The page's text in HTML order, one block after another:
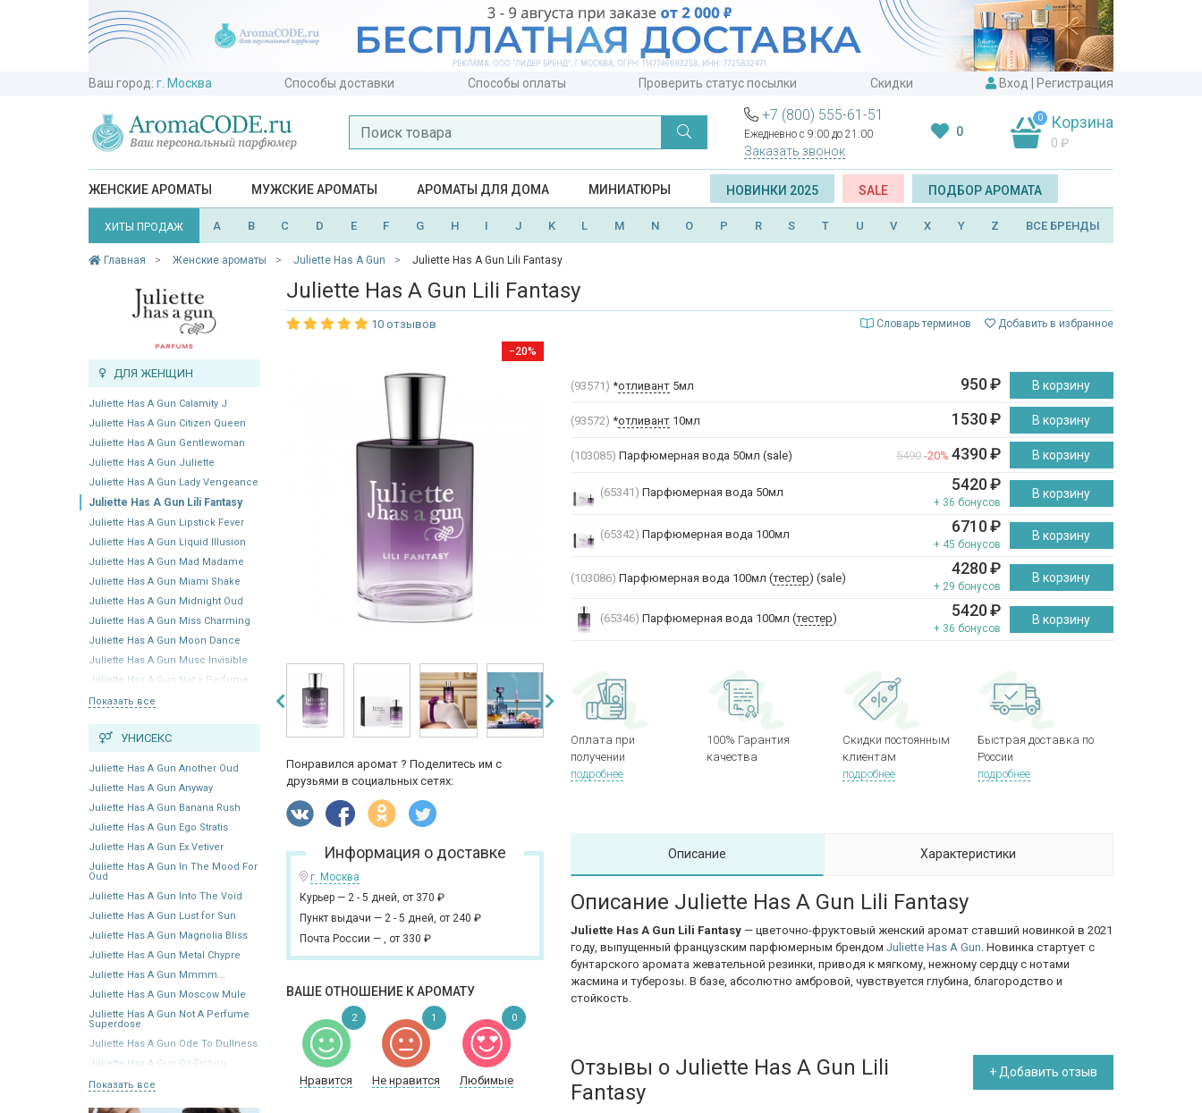
Ваш город: г. Москва Способы доставки Способы оплаты Проверить статус посылки Скидки Вход Регистрация
+7 (800) 555-61-51
Ежедневно с 9:00 до 21:00
Заказать звонок
0
0 Корзина
0 ₽
ЖЕНСКИЕ АРОМАТЫ МУЖСКИЕ АРОМАТЫ АРОМАТЫ ДЛЯ ДОМА МИНИАТЮРЫ НОВИНКИ 2025 SALE ПОДБОР АРОМАТА
ХИТЫ ПРОДАЖ A B C D E F G H I J K L M N O P R S T U V X Y Z ВСЕ БРЕНДЫ
Главная Женские ароматы Juliette Has A Gun Juliette Has A Gun Lili Fantasy
ДЛЯ ЖЕНЩИН
Juliette Has A Gun Calamity J
Juliette Has A Gun Citizen Queen
Juliette Has A Gun Gentlewoman
Juliette Has A Gun Juliette
Juliette Has A Gun Lady Vengeance
Juliette Has A Gun Lili Fantasy
Juliette Has A Gun Lipstick Fever
Juliette Has A Gun Liquid Illusion
Juliette Has A Gun Mad Madame
Juliette Has A Gun Miami Shake
Juliette Has A Gun Midnight Oud
Juliette Has A Gun Miss Charming
Juliette Has A Gun Moon Dance
Juliette Has A Gun Musc Invisible
Juliette Has A Gun Not a Perfume
Показать все
УНИСЕКС
Juliette Has A Gun Another Oud
Juliette Has A Gun Anyway
Juliette Has A Gun Banana Rush
Juliette Has A Gun Ego Stratis
Juliette Has A Gun Ex Vetiver
Juliette Has A Gun In The Mood For
Oud
Juliette Has A Gun Into The Void
Juliette Has A Gun Lust for Sun
Juliette Has A Gun Magnolia Bliss
Juliette Has A Gun Metal Chypre
Juliette Has A Gun Mmmm...
Juliette Has A Gun Moscow Mule
Juliette Has A Gun Not A Perfume
Superdose
Juliette Has A Gun Ode To Dullness
Juliette Has A Gun Oil Fiction
Показать все
Juliette Has A Gun Lili Fantasy
10 отзывов Словарь терминов Добавить в избранное
−20%
Понравился аромат ? Поделитесь им с
друзьями в социальных сетях:
Информация о доставке
г. Москва
Курьер — 2 - 5 дней, от 370 ₽
Пункт выдачи — 2 - 5 дней, от 240 ₽
Почта России — , от 330 ₽
ВАШЕ ОТНОШЕНИЕ К АРОМАТУ
Нравится Не нравится Любимые
2 1 0
(93571) *отливант 5мл 950₽ В корзину
(93572) *отливант 10мл 1530₽ В корзину
(103085) Парфюмерная вода 50мл (sale) 5490 -20% 4390₽ В корзину
(65341) Парфюмерная вода 50мл 5420₽
+ 36 бонусов
В корзину
(65342) Парфюмерная вода 100мл 6710₽
+ 45 бонусов
В корзину
(103086) Парфюмерная вода 100мл (тестер) (sale) 4280₽
+ 29 бонусов
В корзину
(65346) Парфюмерная вода 100мл (тестер) 5420₽
+ 36 бонусов
В корзину
Оплата при
получении
подробнее
100% Гарантия
качества
Скидки постоянным
клиентам
подробнее
Быстрая доставка по
России
подробнее
Описание Характеристики
Описание Juliette Has A Gun Lili Fantasy
Juliette Has A Gun Lili Fantasy — цветочно-фруктовый женский аромат ставший новинкой в 2021
году, выпущенный французским парфюмерным брендомJuliette Has A Gun. Новинка стартует с
бунтарского аромата жевательной резинки, приводя к мягкому, нежному сердцу с нотами
жасмина и туберозы. В базе, абсолютно амбровой, чувствуется глубина, благородство и
стойкость.
Отзывы о Juliette Has A Gun Lili
Fantasy
+ Добавить отзыв